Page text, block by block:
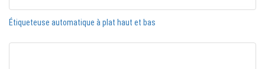
Étiqueteuse automatique à plat haut et bas